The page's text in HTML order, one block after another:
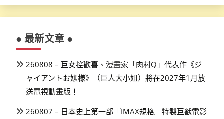
● 最新文章 ●
260808 – 巨女控歡喜、漫畫家「肉村Q」代表作《ジ
ャイアントお嬢様》（巨人大小姐）將在2027年1月放
送電視動畫版！
260807 – 日本史上第一部『IMAX規格』特製巨獸電影